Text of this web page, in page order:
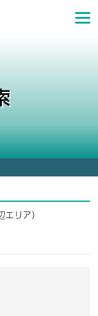
リア）